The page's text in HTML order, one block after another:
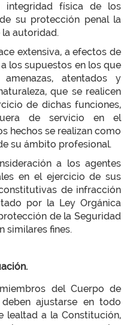
integridad física de los
su protección penal la
autoridad.
extensiva, a efectos de
los supuestos en los que
atentados y
que se realicen
de dichas funciones,
de servicio en el
hechos se realizan como
su ámbito profesional.
a los agentes
en el ejercicio de sus
de infracción
por la Ley Orgánica
de la Seguridad
similares fines.
del Cuerpo de
ajustarse en todo
lealtad a la Constitución,